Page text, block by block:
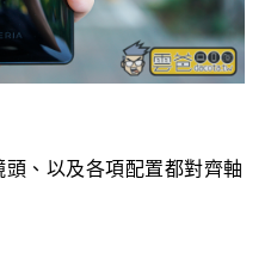
、以及各項配置都對齊軸